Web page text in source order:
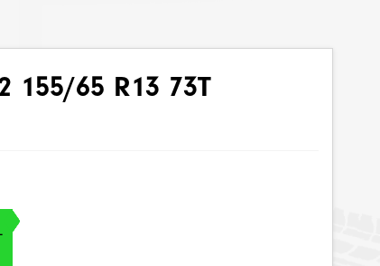
155/65 R13 73T